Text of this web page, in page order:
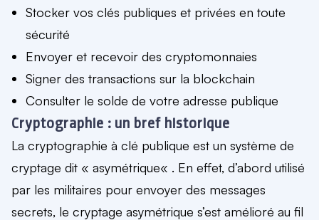
Stocker vos clés publiques et privées en toute
sécurité
Envoyer et recevoir des cryptomonnaies
Signer des transactions sur la blockchain
Consulter le solde de votre adresse publique
Cryptographie : un bref historique
La cryptographie à clé publique est un système de
cryptage dit « asymétrique« . En effet, d’abord utilisé
par les militaires pour envoyer des messages
secrets, le cryptage asymétrique s’est amélioré au fil